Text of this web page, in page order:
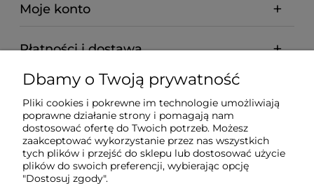
Moje konto
Płatności i dostawa
Informacje
O nas
Wyposażenie Gastronomii - Projekty Technologiczne -
Dbamy o Twoją prywatność
Pliki cookies i pokrewne im technologie umożliwiają
poprawne działanie strony i pomagają nam
dostosować ofertę do Twoich potrzeb. Możesz
zaakceptować wykorzystanie przez nas wszystkich
tych plików i przejść do sklepu lub dostosować użycie
plików do swoich preferencji, wybierając opcję
"Dostosuj zgody".